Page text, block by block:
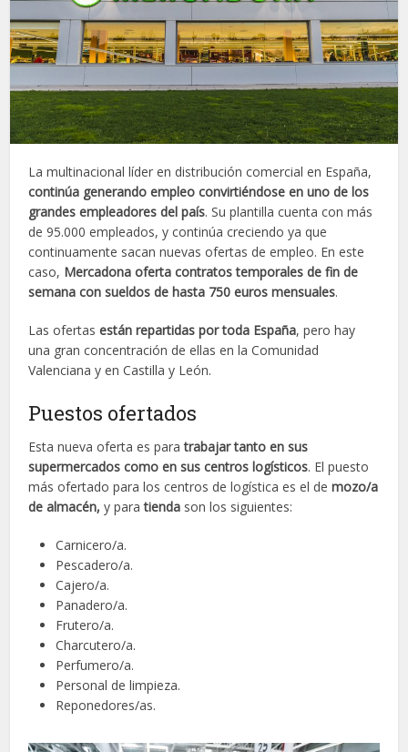
La multinacional líder en distribución comercial en España,
continúa generando empleo convirtiéndose en uno de los
grandes empleadores del país. Su plantilla cuenta con más
de 95.000 empleados, y continúa creciendo ya que
continuamente sacan nuevas ofertas de empleo. En este
caso, Mercadona oferta contratos temporales de fin de
semana con sueldos de hasta 750 euros mensuales.
Las ofertasestán repartidas por toda España, pero hay
una gran concentración de ellas en la Comunidad
Valenciana y en Castilla y León.
Puestos ofertados
Esta nueva oferta es paratrabajar tanto en sus
supermercados como en sus centros logísticos. El puesto
más ofertado para los centros de logística es el demozo/a
de almacén, y para tienda son los siguientes:
Carnicero/a.
Pescadero/a.
Cajero/a.
Panadero/a.
Frutero/a.
Charcutero/a.
Perfumero/a.
Personal de limpieza.
Reponedores/as.